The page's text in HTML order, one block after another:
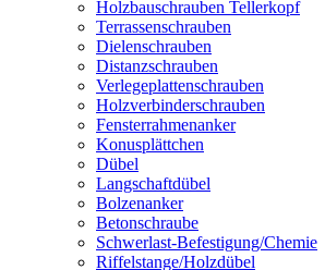
Holzbauschrauben Tellerkopf
Terrassenschrauben
Dielenschrauben
Distanzschrauben
Verlegeplattenschrauben
Holzverbinderschrauben
Fensterrahmenanker
Konusplättchen
Dübel
Langschaftdübel
Bolzenanker
Betonschraube
Schwerlast-Befestigung/Chemie
Riffelstange/Holzdübel